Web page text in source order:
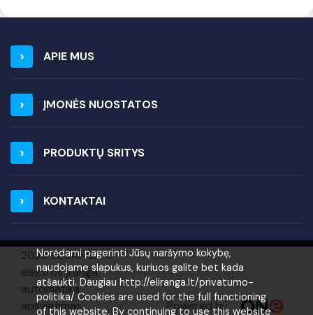
Norėdami pagerinti Jūsų naršymo kokybę,
naudojame slapukus, kuriuos galite bet kada
atšaukti. Daugiau http://eliranga.lt/privatumo-
politika/ Cookies are used for the full functioning
of this website. By continuing to use this website
APIE MUS
ĮMONĖS NUOSTATOS
PRODUKTŲ SRITYS
KONTAKTAI
2026 ELIRANGA =
elektros įranga,
automatika,
apšvietimas,
Powered by